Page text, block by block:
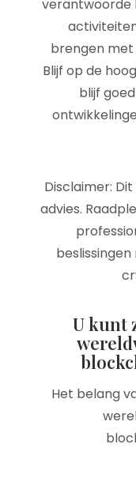
verantwoorde
brengen
Blijf op de
blijf
Disclaimer:
advies.
U kunt
Het belang